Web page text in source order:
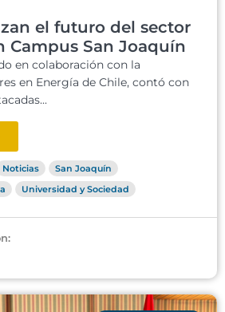
el futuro del sector
Campus San Joaquín
en colaboración con la
en Energía de Chile, contó con
Noticias
San Joaquín
Universidad y Sociedad